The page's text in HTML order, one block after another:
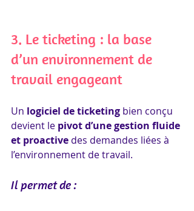
3. Le ticketing : la base
d’un environnement de
travail engageant
Un logiciel de ticketing bien conçu
devient le pivot d’une gestion fluide
et proactive des demandes liées à
l’environnement de travail.
Il permet de :